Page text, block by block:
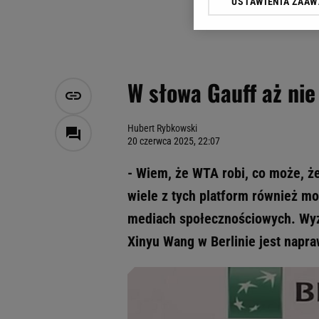
W słowa Gauff aż
Hubert Rybkowski
20 czerwca 2025, 22:07
- Wiem, że WTA robi, co może,
wiele z tych platform również
mediach społecznościowych.
Xinyu Wang w Berlinie jest
Klikając „Akceptuję”
Zaufanych Partnerów i
My, nasi Zaufani
Użycie dokładnych
badnie odbiorców i